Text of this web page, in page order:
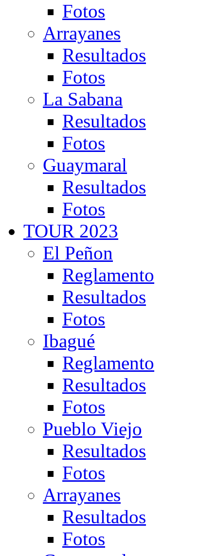
Fotos
Arrayanes
Resultados
Fotos
La Sabana
Resultados
Fotos
Guaymaral
Resultados
Fotos
TOUR 2023
El Peñon
Reglamento
Resultados
Fotos
Ibagué
Reglamento
Resultados
Fotos
Pueblo Viejo
Resultados
Fotos
Arrayanes
Resultados
Fotos